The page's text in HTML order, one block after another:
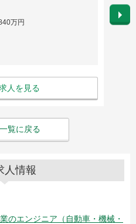
万円
人を見る
勤務
英語
給
覧に戻る
人情報
のエンジニア（自動車・機械・